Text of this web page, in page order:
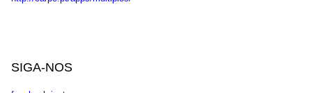
SIGA-NOS